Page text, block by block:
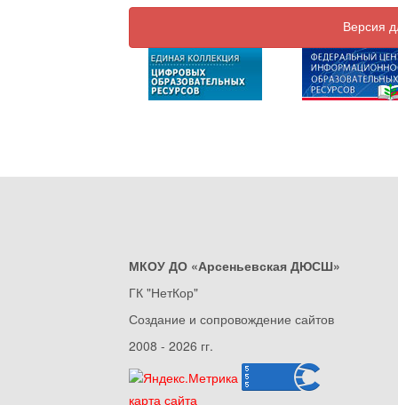
Версия
МКОУ ДО «Арсеньевская ДЮСШ»
ГК "НетКор"
Создание и сопровождение сайтов
2008 - 2026 гг.
карта сайта